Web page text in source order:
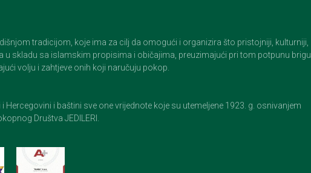
tradicijom, koje ima za cilj da omogući i organizira što pristojniji, kulturniji,
u skladu sa islamskim propisima i običajima, preuzimajući pri tom potpunu brigu
volju i zahtjeve onih koji naručuju pokop.
i baštini sve one vrijednote koje su utemeljene 1923. g. osnivanjem
Društva JEDILERI.